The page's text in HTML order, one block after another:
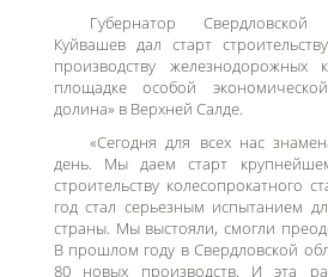
Губернатор
Куйвашев дал старт
производству железнодорожных
площадке особой экономической
долина» в Верхней Салде.
«Сегодня для всех нас
день. Мы даем старт
строительству колесопрокатного
год стал серьезным испытанием
страны. Мы выстояли, смогли
В прошлом году в Свердловской
80 новых производств.
И эта